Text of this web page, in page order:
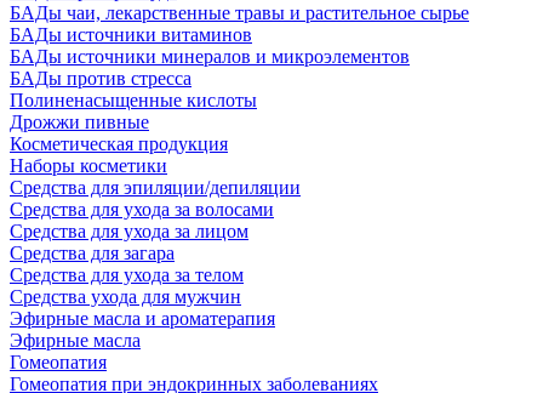
БАДы чаи, лекарственные травы и растительное сырье
БАДы источники витаминов
БАДы источники минералов и микроэлементов
БАДы против стресса
Полиненасыщенные кислоты
Дрожжи пивные
Косметическая продукция
Наборы косметики
Средства для эпиляции/депиляции
Средства для ухода за волосами
Средства для ухода за лицом
Средства для загара
Средства для ухода за телом
Средства ухода для мужчин
Эфирные масла и ароматерапия
Эфирные масла
Гомеопатия
Гомеопатия при эндокринных заболеваниях